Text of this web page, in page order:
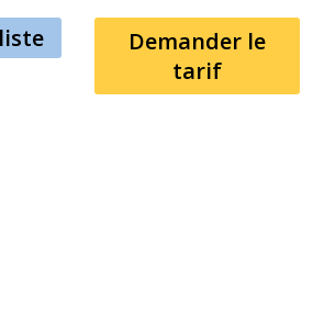
Demander le
tarif